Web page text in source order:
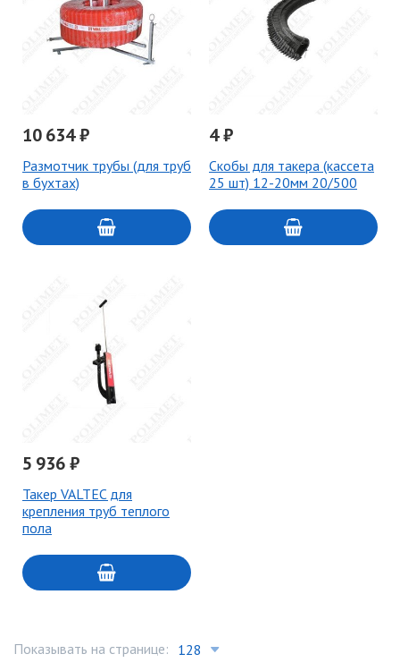
10 634 ₽
Размотчик трубы (для труб
в бухтах)
4 ₽
Скобы для такера (кассета
25 шт) 12-20мм 20/500
5 936 ₽
Такер VALTEC для
крепления труб теплого
пола
Показывать на странице: